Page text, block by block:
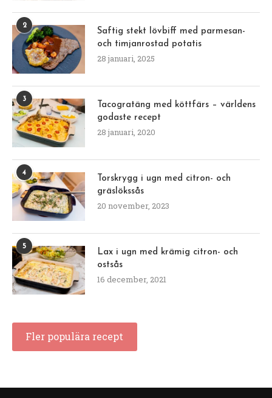
2
Saftig stekt lövbiff med parmesan-
och timjanrostad potatis
28 januari, 2025
3
Tacogratäng med köttfärs – världens
godaste recept
28 januari, 2020
4
Torskrygg i ugn med citron- och
gräslökssås
20 november, 2023
5
Lax i ugn med krämig citron- och
ostsås
16 december, 2021
Fler populära recept